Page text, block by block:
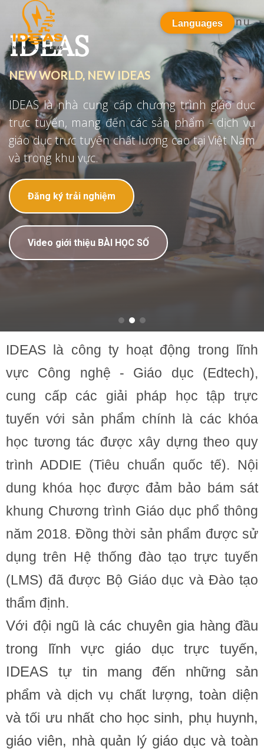
Menu
IDEAS
NEW WORLD, NEW IDEAS
IDEAS là nhà cung cấp chương trình giáo dục
trực tuyến, mang đến các sản phẩm - dịch vụ
giáo dục trực tuyến chất lượng cao tại Việt Nam
và trong khu vực.
Đăng ký trải nghiệm
Video giới thiệu BÀI HỌC SỐ
IDEAS là công ty hoạt động trong lĩnh
vực Công nghệ - Giáo dục (Edtech),
cung cấp các giải pháp học tập trực
tuyến với sản phẩm chính là các khóa
học tương tác được xây dựng theo quy
trình ADDIE (Tiêu chuẩn quốc tế). Nội
dung khóa học được đảm bảo bám sát
khung Chương trình Giáo dục phổ thông
năm 2018. Đồng thời sản phẩm được sử
dụng trên Hệ thống đào tạo trực tuyến
(LMS) đã được Bộ Giáo dục và Đào tạo
thẩm định.
Với đội ngũ là các chuyên gia hàng đầu
trong lĩnh vực giáo dục trực tuyến,
IDEAS tự tin mang đến những sản
phẩm và dịch vụ chất lượng, toàn diện
và tối ưu nhất cho học sinh, phụ huynh,
giáo viên, nhà quản lý giáo dục và toàn
Languages